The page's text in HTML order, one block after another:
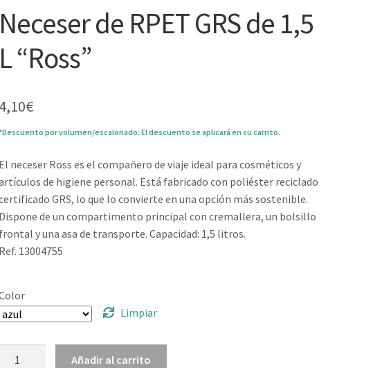
Neceser de RPET GRS de 1,5
L “Ross”
4,10€
por volumen/escalonado: El descuento se aplicará en su carrito.
El neceser Ross es el compañero de viaje ideal para cosméticos y
de higiene personal. Está fabricado con poliéster reciclado
GRS, lo que lo convierte en una opción más sostenible.
Dispone de un compartimento principal con cremallera, un bolsillo
frontal y una asa de transporte. Capacidad: 1,5 litros.
Ref. 13004755
Limpiar
Añadir al carrito